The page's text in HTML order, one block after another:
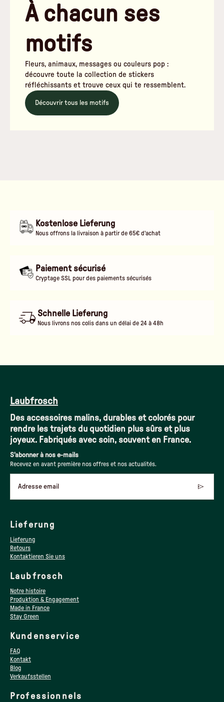
À chacun ses
motifs
Fleurs, animaux, messages ou couleurs pop :
découvre toute la collection de stickers
réfléchissants et trouve ceux qui te ressemblent.
Découvrir tous les motifs
Kostenlose Lieferung
Nous offrons la livraison à partir de 65€ d'achat
Paiement sécurisé
Cryptage SSL pour des paiements sécurisés
Schnelle Lieferung
Nous livrons nos colis dans un délai de 24 à 48h
Laubfrosch
Des accessoires malins, durables et colorés pour
rendre les trajets du quotidien plus sûrs et plus
joyeux. Fabriqués avec soin, souvent en France.
S'abonner à nos e-mails
Recevez en avant première nos offres et nos actualités.
Adresse email
Lieferung
Lieferung
Retours
Kontaktieren Sie uns
Laubfrosch
Notre histoire
Produktion & Engagement
Made in France
Stay Green
Kundenservice
FAQ
Kontakt
Blog
Verkaufsstellen
Professionnels